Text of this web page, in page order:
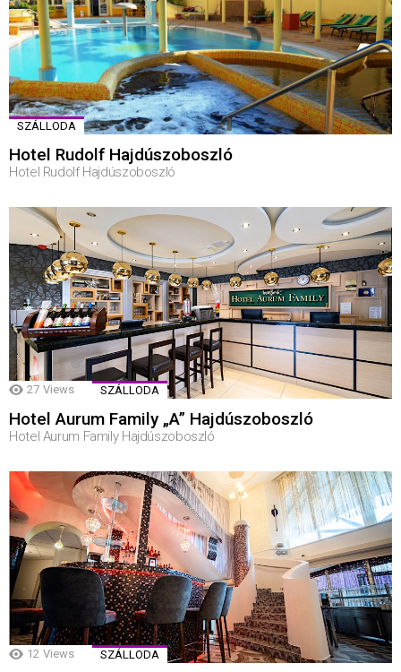
SZÁLLODA
Hotel Rudolf Hajdúszoboszló
Hotel Rudolf Hajdúszoboszló
27 Views SZÁLLODA
Hotel Aurum Family „A” Hajdúszoboszló
Hotel Aurum Family Hajdúszoboszló
12 Views SZÁLLODA